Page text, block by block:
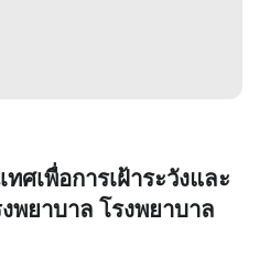
ศเพื่อการเฝ้าระวังและ
พยาบาล โรงพยาบาล